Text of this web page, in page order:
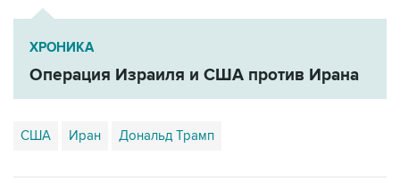
ХРОНИКА
Операция Израиля и США против Ирана
США Иран Дональд Трамп